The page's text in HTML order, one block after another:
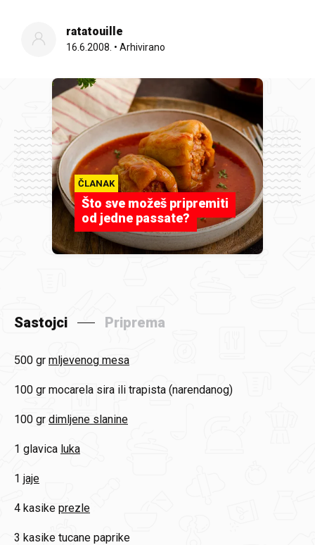
ratatouille
16.6.2008. • Arhivirano
ČLANAK
Što sve možeš pripremiti
od jedne passate?
Sastojci Priprema
500 gr mljevenog mesa
100 gr mocarela sira ili trapista (narendanog)
100 gr dimljene slanine
1 glavica luka
1 jaje
4 kasike prezle
3 kasike tucane paprike